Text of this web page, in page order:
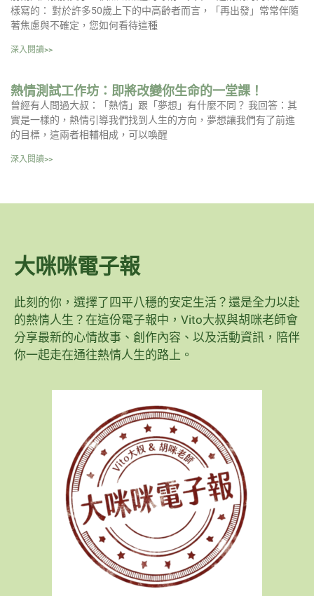
樣寫的： 對於許多50歲上下的中高齡者而言，「再出發」常常伴隨
著焦慮與不確定，您如何看待這種
深入閱讀>>
熱情測試工作坊：即將改變你生命的一堂課！
曾經有人問過大叔：「熱情」跟「夢想」有什麼不同？ 我回答：其
實是一樣的，熱情引導我們找到人生的方向，夢想讓我們有了前進
的目標，這兩者相輔相成，可以喚醒
深入閱讀>>
大咪咪電子報
此刻的你，選擇了四平八穩的安定生活？還是全力以赴
的熱情人生？在這份電子報中，Vito大叔與胡咪老師會
分享最新的心情故事、創作內容、以及活動資訊，陪伴
你一起走在通往熱情人生的路上。